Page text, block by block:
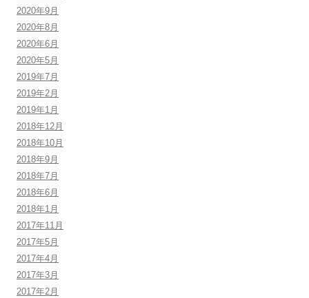
2020年9月
2020年8月
2020年6月
2020年5月
2019年7月
2019年2月
2019年1月
2018年12月
2018年10月
2018年9月
2018年7月
2018年6月
2018年1月
2017年11月
2017年5月
2017年4月
2017年3月
2017年2月